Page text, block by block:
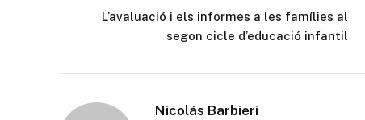
L’avaluació i els informes a les famílies al
segon cicle d’educació infantil
Nicolás Barbieri